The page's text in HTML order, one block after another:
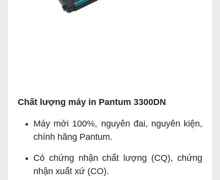
Chất lượng máy in Pantum 3300DN
Máy mới 100%, nguyên đai, nguyên kiện,
chính hãng Pantum.
Có chứng nhận chất lượng (CQ), chứng
nhận xuất xứ (CO).